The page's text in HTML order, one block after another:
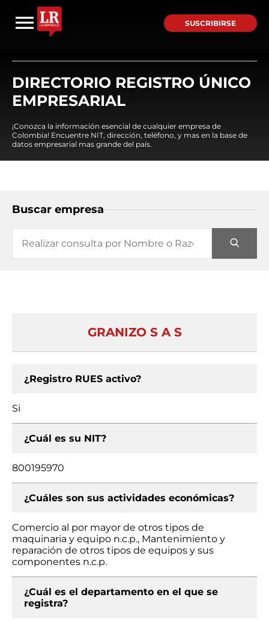
SUSCRIBIRSE
DIRECTORIO REGISTRO ÚNICO
EMPRESARIAL
¡Conozca la información esencial de cualquier empresa de
Colombia! Encuentre NIT, dirección, teléfono, y mas en la base de
datos empresarial mas grande del país.
Buscar empresa
GRANIZO S A S
¿Registro RUES activo?
Si
¿Cuál es su NIT?
800195970
¿Cuáles son sus actividades económicas?
Comercio al por mayor de otros tipos de
maquinaria y equipo n.c.p., Mantenimiento y
reparación de otros tipos de equipos y sus
componentes n.c.p.
¿Cuál es el departamento en el que se
registra?